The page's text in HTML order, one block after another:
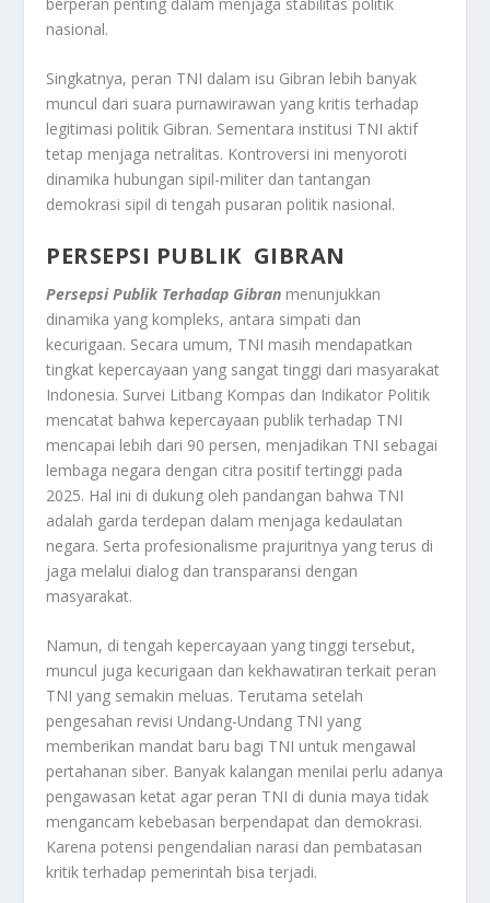
nasional.
Singkatnya, peran TNI dalam isu Gibran lebih banyak
muncul dari suara purnawirawan yang kritis terhadap
legitimasi politik Gibran. Sementara institusi TNI aktif
tetap menjaga netralitas. Kontroversi ini menyoroti
dinamika hubungan sipil-militer dan tantangan
demokrasi sipil di tengah pusaran politik nasional.
PERSEPSI PUBLIK GIBRAN
Persepsi Publik Terhadap Gibran menunjukkan
dinamika yang kompleks, antara simpati dan
kecurigaan. Secara umum, TNI masih mendapatkan
tingkat kepercayaan yang sangat tinggi dari masyarakat
Indonesia. Survei Litbang Kompas dan Indikator Politik
mencatat bahwa kepercayaan publik terhadap TNI
mencapai lebih dari 90 persen, menjadikan TNI sebagai
lembaga negara dengan citra positif tertinggi pada
2025. Hal ini di dukung oleh pandangan bahwa TNI
adalah garda terdepan dalam menjaga kedaulatan
negara. Serta profesionalisme prajuritnya yang terus di
jaga melalui dialog dan transparansi dengan
masyarakat.
Namun, di tengah kepercayaan yang tinggi tersebut,
muncul juga kecurigaan dan kekhawatiran terkait peran
TNI yang semakin meluas. Terutama setelah
pengesahan revisi Undang-Undang TNI yang
memberikan mandat baru bagi TNI untuk mengawal
pertahanan siber. Banyak kalangan menilai perlu adanya
pengawasan ketat agar peran TNI di dunia maya tidak
mengancam kebebasan berpendapat dan demokrasi.
Karena potensi pengendalian narasi dan pembatasan
kritik terhadap pemerintah bisa terjadi.